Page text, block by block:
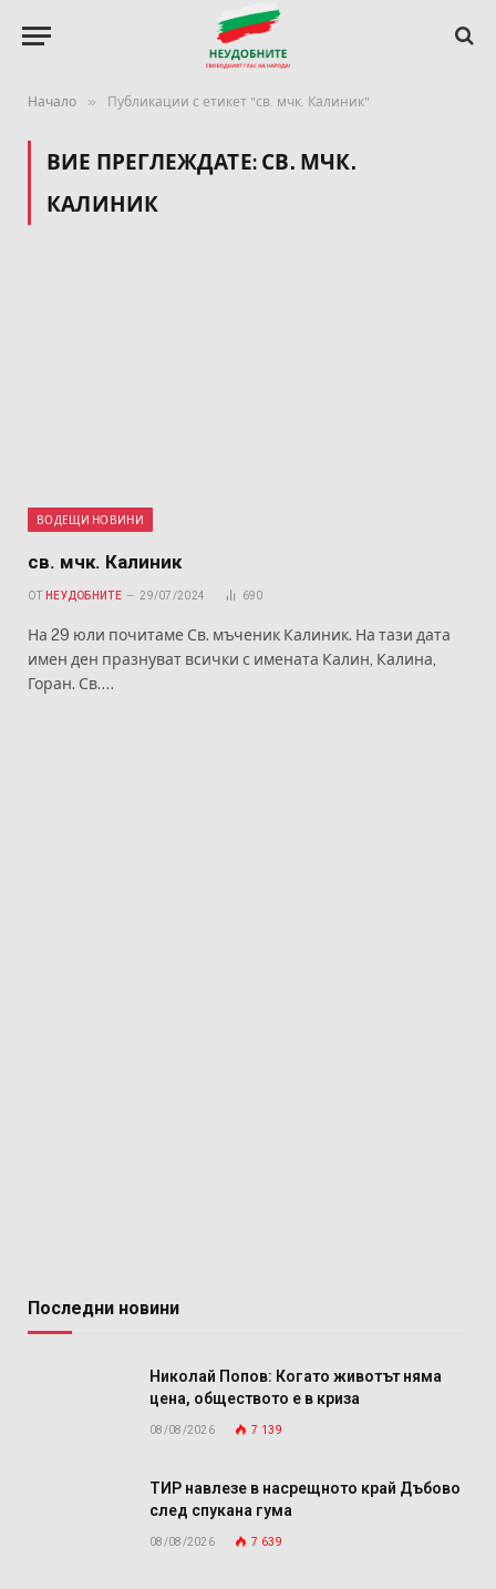
Начало » Публикации с етикет "св. мчк. Калиник"
ВИЕ ПРЕГЛЕЖДАТЕ: СВ. МЧК.
КАЛИНИК
ВОДЕЩИ НОВИНИ
св. мчк. Калиник
ОТ НЕУДОБНИТЕ 29/07/2024 690
На 29 юли почитаме Св. мъченик Калиник. На тази дата
имен ден празнуват всички с имената Калин, Калина,
Горан. Св.…
Последни новини
Николай Попов: Когато животът няма
цена, обществото е в криза
08/08/2026 7 139
ТИР навлезе в насрещното край Дъбово
след спукана гума
08/08/2026 7 639